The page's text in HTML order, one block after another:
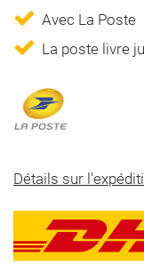
Avec La Poste
La poste livre
Détails sur